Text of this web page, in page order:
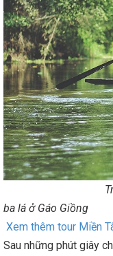
Trải nghiệm
ba lá ở Gáo Giồng
Xem thêm tour Miền
Sau những phút giây